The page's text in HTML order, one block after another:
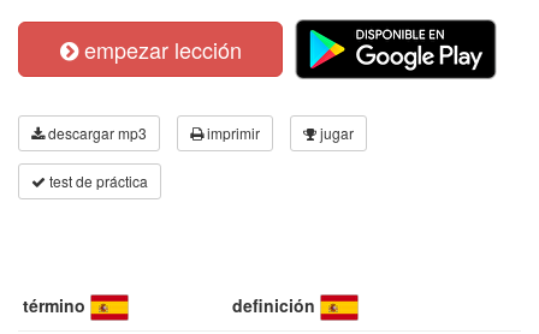
empezar lección
descargar mp3 imprimir jugar
test de práctica
término definición